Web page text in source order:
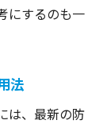
にするのも一
法
は、最新の防